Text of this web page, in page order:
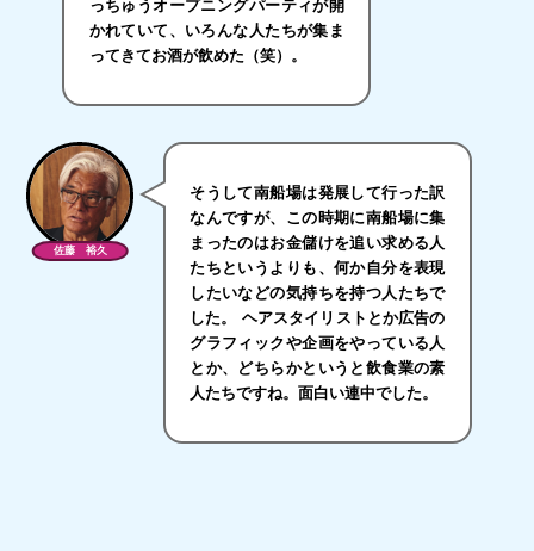
っちゅうオープニングパーティが開
かれていて、いろんな人たちが集ま
ってきてお酒が飲めた（笑）。
佐藤 裕久
そうして南船場は発展して行った訳
なんですが、この時期に南船場に集
まったのはお金儲けを追い求める人
たちというよりも、何か自分を表現
したいなどの気持ちを持つ人たちで
した。 ヘアスタイリストとか広告の
グラフィックや企画をやっている人
とか、どちらかというと飲食業の素
人たちですね。面白い連中でした。